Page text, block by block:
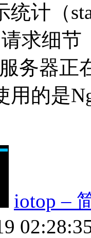
统计（
请求细
务器正
用的是
iotop –